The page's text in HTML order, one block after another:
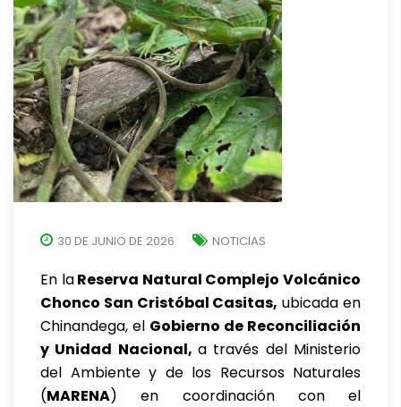
30 DE JUNIO DE 2026 NOTICIAS
En laReserva Natural Complejo Volcánico
Chonco San Cristóbal Casitas, ubicada en
Chinandega, el Gobierno de Reconciliación
y Unidad Nacional, a través del Ministerio
del Ambiente y de los Recursos Naturales
(MARENA) en coordinación con el